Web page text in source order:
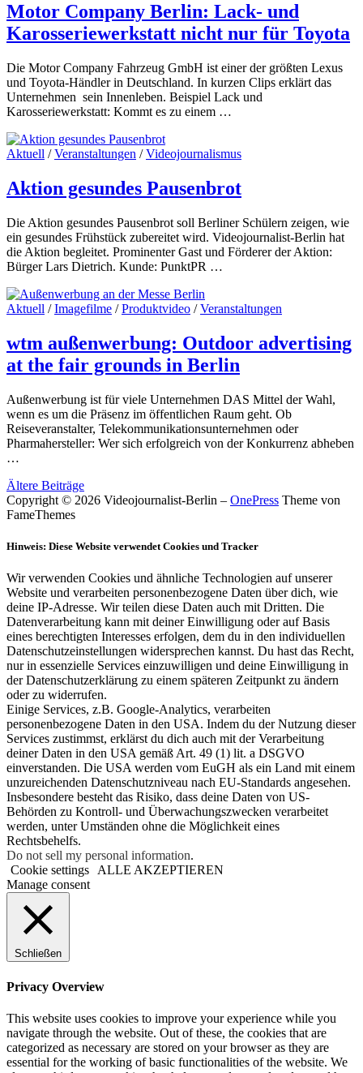
Motor Company Berlin: Lack- und
Karosseriewerkstatt nicht nur für Toyota
Die Motor Company Fahrzeug GmbH ist einer der größten Lexus
und Toyota-Händler in Deutschland. In kurzen Clips erklärt das
Unternehmen sein Innenleben. Beispiel Lack und
Karosseriewerkstatt: Kommt es zu einem …
Aktuell /Veranstaltungen /Videojournalismus
Aktion gesundes Pausenbrot
Die Aktion gesundes Pausenbrot soll Berliner Schülern zeigen, wie
ein gesundes Frühstück zubereitet wird. Videojournalist-Berlin hat
die Aktion begleitet. Prominenter Gast und Förderer der Aktion:
Bürger Lars Dietrich. Kunde: PunktPR …
Aktuell /Imagefilme /Produktvideo /Veranstaltungen
wtm außenwerbung: Outdoor advertising
at the fair grounds in Berlin
Außenwerbung ist für viele Unternehmen DAS Mittel der Wahl,
wenn es um die Präsenz im öffentlichen Raum geht. Ob
Reiseveranstalter, Telekommunikationsunternehmen oder
Pharmahersteller: Wer sich erfolgreich von der Konkurrenz abheben
…
Beitragsnavigation
Ältere Beiträge
Copyright © 2026 Videojournalist-Berlin – OnePress Theme von
FameThemes
Hinweis: Diese Website verwendet Cookies und Tracker
Wir verwenden Cookies und ähnliche Technologien auf unserer
Website und verarbeiten personenbezogene Daten über dich, wie
deine IP-Adresse. Wir teilen diese Daten auch mit Dritten. Die
Datenverarbeitung kann mit deiner Einwilligung oder auf Basis
eines berechtigten Interesses erfolgen, dem du in den individuellen
Datenschutzeinstellungen widersprechen kannst. Du hast das Recht,
nur in essenzielle Services einzuwilligen und deine Einwilligung in
der Datenschutzerklärung zu einem späteren Zeitpunkt zu ändern
oder zu widerrufen.
Einige Services, z.B. Google-Analytics, verarbeiten
personenbezogene Daten in den USA. Indem du der Nutzung dieser
Services zustimmst, erklärst du dich auch mit der Verarbeitung
deiner Daten in den USA gemäß Art. 49 (1) lit. a DSGVO
einverstanden. Die USA werden vom EuGH als ein Land mit einem
unzureichenden Datenschutzniveau nach EU-Standards angesehen.
Insbesondere besteht das Risiko, dass deine Daten von US-
Behörden zu Kontroll- und Überwachungszwecken verarbeitet
werden, unter Umständen ohne die Möglichkeit eines
Rechtsbehelfs.
Do not sell my personal information.
Cookie settings
ALLE AKZEPTIEREN
Manage consent
Schließen
Privacy Overview
This website uses cookies to improve your experience while you
navigate through the website. Out of these, the cookies that are
categorized as necessary are stored on your browser as they are
essential for the working of basic functionalities of the website. We